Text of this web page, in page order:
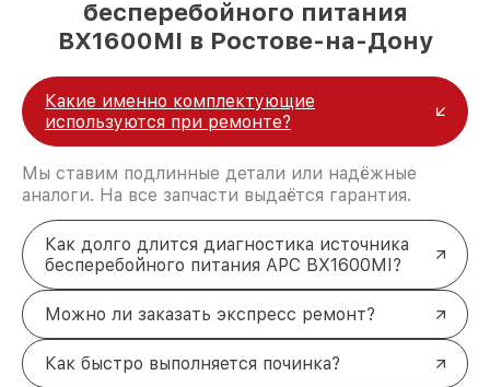
бесперебойного питания
BX1600MI в Ростове-на-Дону
Какие именно комплектующие
используются при ремонте?
Мы ставим подлинные детали или надёжные
аналоги. На все запчасти выдаётся гарантия.
Как долго длится диагностика источника
бесперебойного питания APC BX1600MI?
Можно ли заказать экспресс ремонт?
Как быстро выполняется починка?